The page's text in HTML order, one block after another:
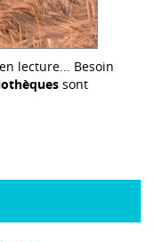
lecture... Besoin
sont